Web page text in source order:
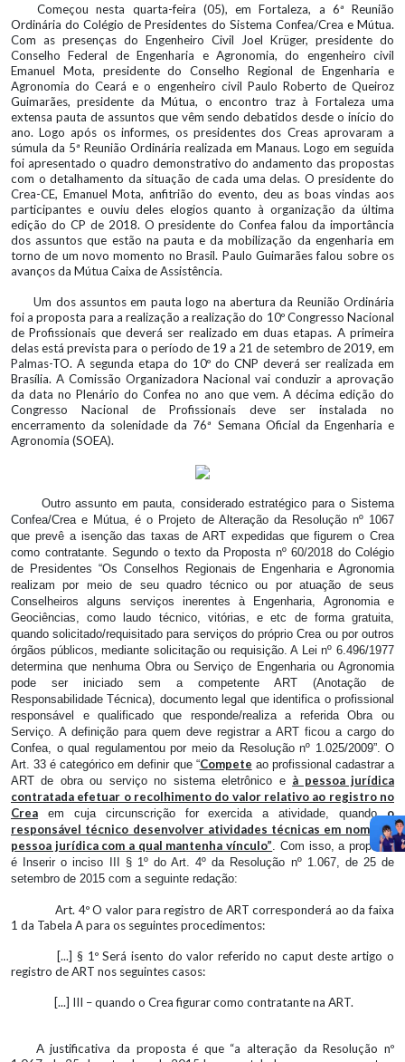
Começou nesta quarta-feira (05), em Fortaleza, a 6ª Reunião
Ordinária do Colégio de Presidentes do Sistema Confea/Crea e Mútua.
Com as presenças do Engenheiro Civil Joel Krüger, presidente do
Conselho Federal de Engenharia e Agronomia, do engenheiro civil
Emanuel Mota, presidente do Conselho Regional de Engenharia e
Agronomia do Ceará e o engenheiro civil Paulo Roberto de Queiroz
Guimarães, presidente da Mútua, o encontro traz à Fortaleza uma
extensa pauta de assuntos que vêm sendo debatidos desde o início do
ano. Logo após os informes, os presidentes dos Creas aprovaram a
súmula da 5ª Reunião Ordinária realizada em Manaus. Logo em seguida
foi apresentado o quadro demonstrativo do andamento das propostas
com o detalhamento da situação de cada uma delas. O presidente do
Crea-CE, Emanuel Mota, anfitrião do evento, deu as boas vindas aos
participantes e ouviu deles elogios quanto à organização da última
edição do CP de 2018. O presidente do Confea falou da importância
dos assuntos que estão na pauta e da mobilização da engenharia em
torno de um novo momento no Brasil. Paulo Guimarães falou sobre os
avanços da Mútua Caixa de Assistência.
Um dos assuntos em pauta logo na abertura da Reunião Ordinária
foi a proposta para a realização a realização do 10º Congresso Nacional
de Profissionais que deverá ser realizado em duas etapas. A primeira
delas está prevista para o período de 19 a 21 de setembro de 2019, em
Palmas-TO. A segunda etapa do 10º do CNP deverá ser realizada em
Brasília. A Comissão Organizadora Nacional vai conduzir a aprovação
da data no Plenário do Confea no ano que vem. A décima edição do
Congresso Nacional de Profissionais deve ser instalada no
encerramento da solenidade da 76ª Semana Oficial da Engenharia e
Agronomia (SOEA).
Outro assunto em pauta, considerado estratégico para o Sistema
Confea/Crea e Mútua, é o Projeto de Alteração da Resolução nº 1067
que prevê a isenção das taxas de ART expedidas que figurem o Crea
como contratante. Segundo o texto da Proposta nº 60/2018 do Colégio
de Presidentes “Os Conselhos Regionais de Engenharia e Agronomia
realizam por meio de seu quadro técnico ou por atuação de seus
Conselheiros alguns serviços inerentes à Engenharia, Agronomia e
Geociências, como laudo técnico, vitórias, e etc de forma gratuita,
quando solicitado/requisitado para serviços do próprio Crea ou por outros
órgãos públicos, mediante solicitação ou requisição. A Lei nº 6.496/1977
determina que nenhuma Obra ou Serviço de Engenharia ou Agronomia
pode ser iniciado sem a competente ART (Anotação de
Responsabilidade Técnica), documento legal que identifica o profissional
responsável e qualificado que responde/realiza a referida Obra ou
Serviço. A definição para quem deve registrar a ART ficou a cargo do
Confea, o qual regulamentou por meio da Resolução nº 1.025/2009”. O
Art. 33 é categórico em definir que “Compete ao profissional cadastrar a
ART de obra ou serviço no sistema eletrônico e à pessoa jurídica
contratada efetuar o recolhimento do valor relativo ao registro no
Crea em cuja circunscrição for exercida a atividade, quandoo
responsável técnico desenvolver atividades técnicas em nome da
pessoa jurídica com a qual mantenha vínculo” . Com isso, a proposta
é Inserir o inciso III § 1º do Art. 4º da Resolução nº 1.067, de 25 de
setembro de 2015 com a seguinte redação:
Art. 4º O valor para registro de ART corresponderá ao da faixa
1 da Tabela A para os seguintes procedimentos:
[...] § 1º Será isento do valor referido no caput deste artigo o
registro de ART nos seguintes casos:
[...] III – quando o Crea figurar como contratante na ART.
A justificativa da proposta é que “a alteração da Resolução nº